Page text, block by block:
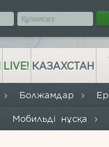
Болжамдар
Мобильді нұсқа
LIVE! КАЗАХСТАН